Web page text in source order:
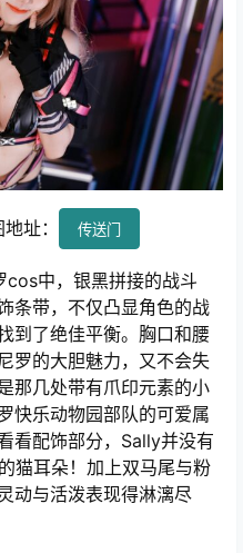
址： 传送门
中，银黑拼接的战斗
条带，不仅凸显角色的战
到了绝佳平衡。胸口和腰
罗的大胆魅力，又不会失
那几处带有爪印元素的小
快乐动物园部队的可爱属
看配饰部分，Sally并没有
猫耳朵！加上双马尾与粉
动与活泼表现得淋漓尽